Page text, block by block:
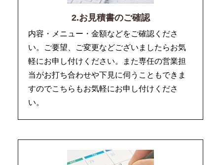
2.お見積書のご確認
内容・メニュー・金額などをご確認くださ
い。ご要望、ご変更などございましたらお気
軽にお申し付けください。また専任の営業担
当がお打ち合わせや下見に伺うこともできま
すのでこちらもお気軽にお申し付けくださ
い。